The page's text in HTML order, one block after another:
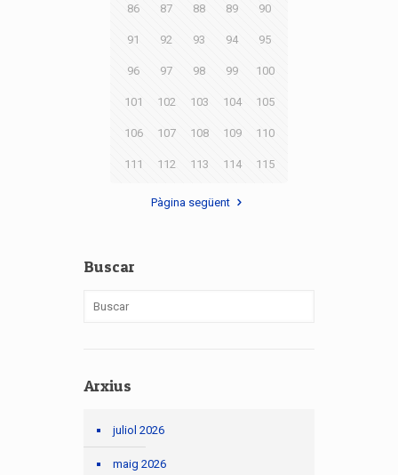
86 87 88 89 90
91 92 93 94 95
96 97 98 99 100
101 102 103 104 105
106 107 108 109 110
111 112 113 114 115
Pàgina següent
Buscar
Arxius
juliol 2026
maig 2026